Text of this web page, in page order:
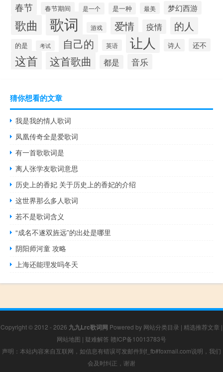
春节 春节期间 是一个 是一种 最美 梦幻西游
歌曲 歌词 游戏 爱情 疫情 的人
的是 考试 自己的 英语 让人 诗人 还不
这首 这首歌曲 都是 音乐
猜你想看的文章
我是我的情人歌词
凤凰传奇全是爱歌词
有一首歌歌词是
离人张学友歌词意思
历史上的香妃 关于历史上的香妃的介绍
这世界那么多人歌词
若不是歌词含义
“成名不遂双旌远”的出处是哪里
阴阳师河童 攻略
上海还能理发吗冬天
Copyright © 2012 - 2026 九九Lrc歌词网 Powered by 网站分类目录 | 精选推荐文章 |
网站地图 | 疑难解答 赣ICP备10013783号
声明：本站内容来自互联网，如信息有错误可发邮件到f_fb#foxmail.com说明，我们
会及时纠正，谢谢